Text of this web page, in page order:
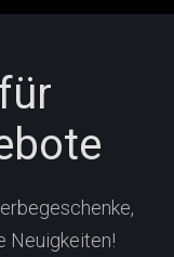
Neuigkeiten!